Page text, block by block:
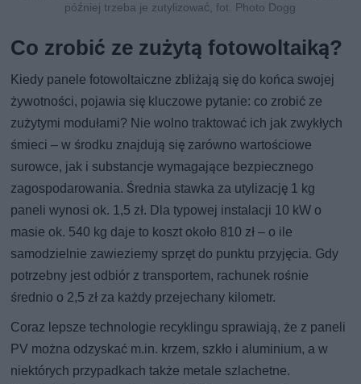
później trzeba je zutylizować, fot. Photo Dogg
Co zrobić ze zużytą fotowoltaiką?
Kiedy panele fotowoltaiczne zbliżają się do końca swojej
żywotności, pojawia się kluczowe pytanie: co zrobić ze
zużytymi modułami? Nie wolno traktować ich jak zwykłych
śmieci – w środku znajdują się zarówno wartościowe
surowce, jak i substancje wymagające bezpiecznego
zagospodarowania. Średnia stawka za utylizację 1 kg
paneli wynosi ok. 1,5 zł. Dla typowej instalacji 10 kW o
masie ok. 540 kg daje to koszt około 810 zł – o ile
samodzielnie zawieziemy sprzęt do punktu przyjęcia. Gdy
potrzebny jest odbiór z transportem, rachunek rośnie
średnio o 2,5 zł za każdy przejechany kilometr.
Coraz lepsze technologie recyklingu sprawiają, że z paneli
PV można odzyskać m.in. krzem, szkło i aluminium, a w
niektórych przypadkach także metale szlachetne.